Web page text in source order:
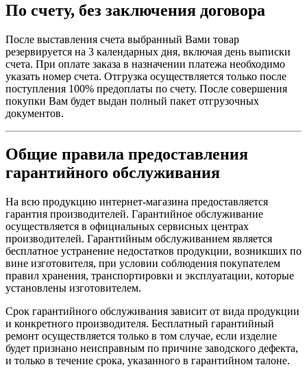
По счету, без заключения договора
После выставления счета выбранный Вами товар
резервируется на 3 календарных дня, включая день выписки
счета. При оплате заказа в назначении платежа необходимо
указать номер счета. Отгрузка осуществляется только после
поступления 100% предоплаты по счету. После совершения
покупки Вам будет выдан полный пакет отгрузочных
документов.
Общие правила предоставления
гарантийного обслуживания
На всю продукцию интернет-магазина предоставляется
гарантия производителей. Гарантийное обслуживание
осуществляется в официальных сервисных центрах
производителей. Гарантийным обслуживанием является
бесплатное устранение недостатков продукции, возникших по
вине изготовителя, при условии соблюдения покупателем
правил хранения, транспортировки и эксплуатации, которые
установлены изготовителем.
Срок гарантийного обслуживания зависит от вида продукции
и конкретного производителя. Бесплатный гарантийный
ремонт осуществляется только в том случае, если изделие
будет признано неисправным по причине заводского дефекта,
и только в течение срока, указанного в гарантийном талоне.